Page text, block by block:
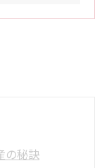
の秘訣